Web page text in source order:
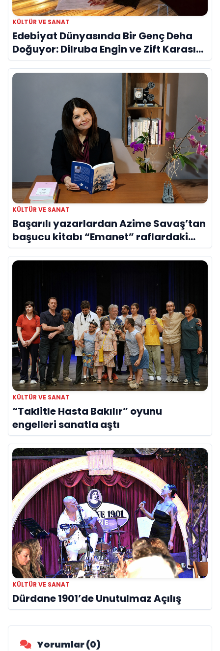
KÜLTÜR VE SANAT
Edebiyat Dünyasında Bir Genç Deha
Doğuyor: Dilruba Engin ve Zift Karası
Evreni ‘AVENOİR’
KÜLTÜR VE SANAT
Başarılı yazarlardan Azime Savaş’tan
başucu kitabı “Emanet” raflardaki
yerini aldı
KÜLTÜR VE SANAT
“Taklitle Hasta Bakılır” oyunu
engelleri sanatla aştı
KÜLTÜR VE SANAT
Dürdane 1901’de Unutulmaz Açılış
Yorumlar (0)